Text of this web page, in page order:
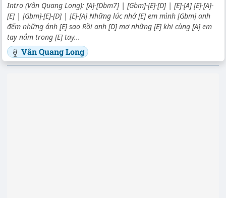
Intro (Vân Quang Long): [A]-[Dbm7] | [Gbm]-[E]-[D] | [E]-[A] [E]-[A]-
[E] | [Gbm]-[E]-[D] | [E]-[A] Những lúc nhớ [E] em mình [Gbm] anh
đếm những ánh [E] sao Rồi anh [D] mơ những [E] khi cùng [A] em
tay nắm trong [E] tay...
Vân Quang Long